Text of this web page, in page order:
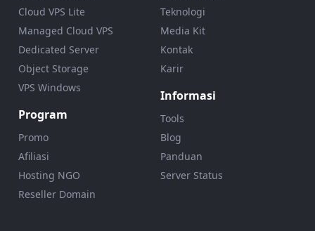
Cloud VPS Lite
Managed Cloud VPS
Dedicated Server
Object Storage
VPS Windows
Program
Promo
Afiliasi
Hosting NGO
Reseller Domain
Teknologi
Media Kit
Kontak
Karir
Informasi
Tools
Blog
Panduan
Server Status